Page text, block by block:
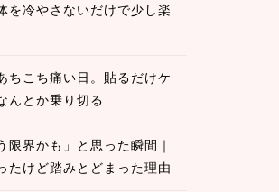
を冷やさないだけで少し楽
ちこち痛い日。貼るだけケ
んとか乗り切る
限界かも」と思った瞬間｜
たけど踏みとどまった理由